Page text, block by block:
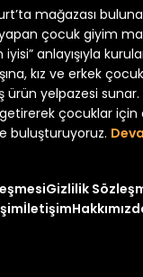
Yeni
₺ 320 ₺
mağazası
çocuk giyim
anlayışıyla
kız ve erkek
ürün yelpazesi
çocuklar için
buluşturuyoruz.
Gizlilik
İletişim